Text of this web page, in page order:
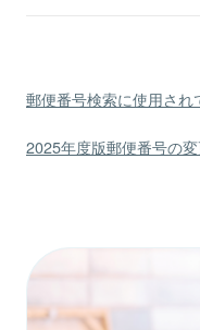
郵便番号検索に使用され
2025年度版郵便番号の